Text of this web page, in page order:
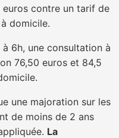
euros contre un tarif de
domicile.
6h, une consultation à
76,50 euros et 84,5
une majoration sur les
de moins de 2 ans
La